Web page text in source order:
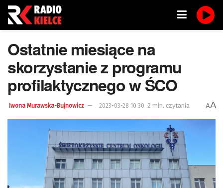
Ostatnie miesiące na
skorzystanie z programu
profilaktycznego w ŚCO
Iwona Murawska-Bujnowicz 2023-03-28 10:30 2 min. czytania AA